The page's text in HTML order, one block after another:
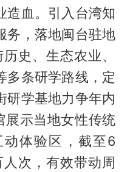
造血。引入台湾知
务，落地闽台驻地
史、生态农业、
多条研学路线，定
研学基地力争年内
展示当地女性传统
体验区，截至6
次，有效带动周